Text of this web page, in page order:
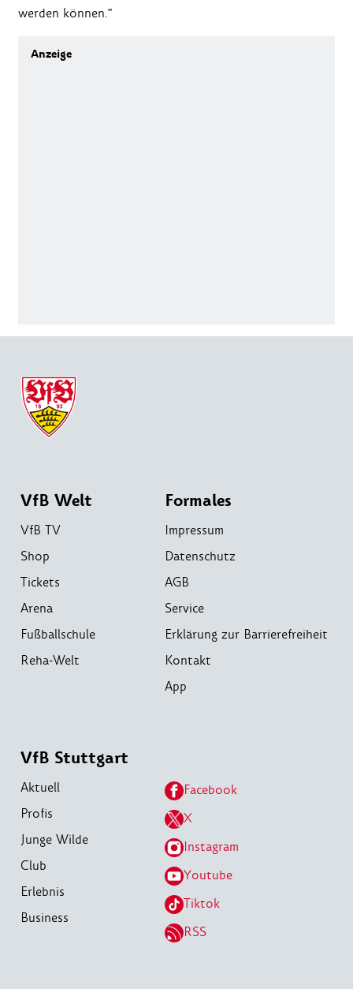
werden können."
VfB Welt
VfB TV
Shop
Tickets
Arena
Fußballschule
Reha-Welt
Formales
Impressum
Datenschutz
AGB
Service
Erklärung zur Barrierefreiheit
Kontakt
App
VfB Stuttgart
Aktuell
Profis
Junge Wilde
Club
Erlebnis
Business
Facebook
X
Instagram
Youtube
Tiktok
RSS